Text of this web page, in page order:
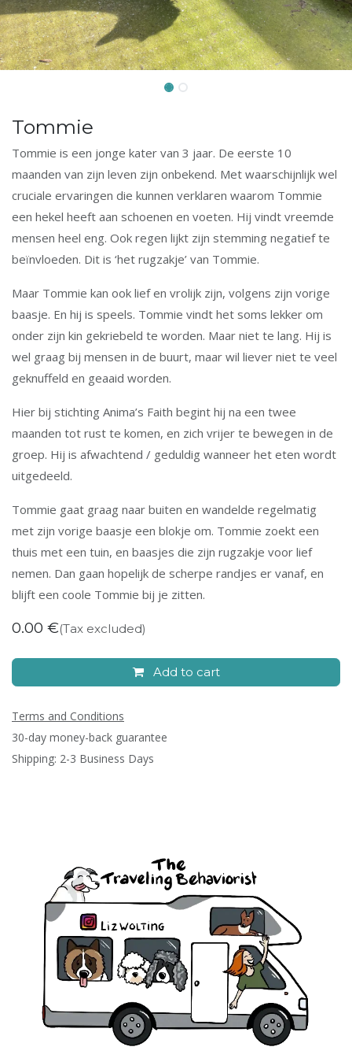
Tommie
Tommie is een jonge kater van 3 jaar. De eerste 10
maanden van zijn leven zijn onbekend. Met waarschijnlijk wel
cruciale ervaringen die kunnen verklaren waarom Tommie
een hekel heeft aan schoenen en voeten. Hij vindt vreemde
mensen heel eng. Ook regen lijkt zijn stemming negatief te
beïnvloeden. Dit is ‘het rugzakje’ van Tommie.
Maar Tommie kan ook lief en vrolijk zijn, volgens zijn vorige
baasje. En hij is speels. Tommie vindt het soms lekker om
onder zijn kin gekriebeld te worden. Maar niet te lang. Hij is
wel graag bij mensen in de buurt, maar wil liever niet te veel
geknuffeld en geaaid worden.
Hier bij stichting Anima’s Faith begint hij na een twee
maanden tot rust te komen, en zich vrijer te bewegen in de
groep. Hij is afwachtend / geduldig wanneer het eten wordt
uitgedeeld.
Tommie gaat graag naar buiten en wandelde regelmatig
met zijn vorige baasje een blokje om. Tommie zoekt een
thuis met een tuin, en baasjes die zijn rugzakje voor lief
nemen. Dan gaan hopelijk de scherpe randjes er vanaf, en
blijft een coole Tommie bij je zitten.
0.00 €(Tax excluded)
Add to cart
Terms and Conditions
30-day money-back guarantee
Shipping: 2-3 Business Days